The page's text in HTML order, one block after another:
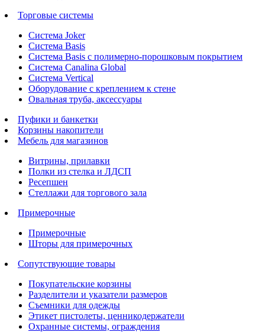
Торговые системы
Система Joker
Система Basis
Система Basis с полимерно-порошковым покрытием
Система Canalina Global
Система Vertical
Оборудование с креплением к стене
Овальная труба, аксессуары
Пуфики и банкетки
Корзины накопители
Мебель для магазинов
Витрины, прилавки
Полки из стелка и ЛДСП
Ресепшен
Стеллажи для торгового зала
Примерочные
Примерочные
Шторы для примерочных
Сопутствующие товары
Покупательские корзины
Разделители и указатели размеров
Съемники для одежды
Этикет пистолеты, ценникодержатели
Охранные системы, ограждения